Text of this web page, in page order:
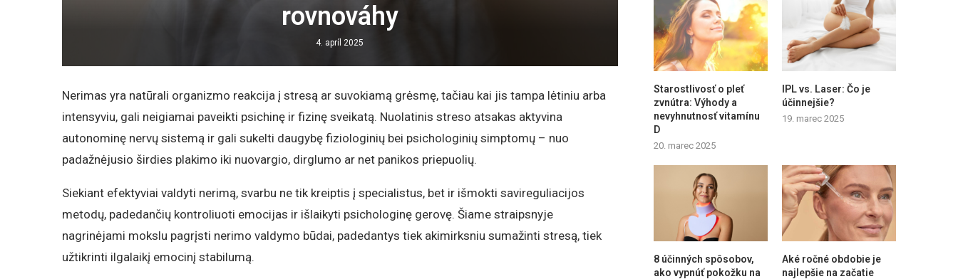
rovnováhy
4. apríl 2025
Nerimas yra natūrali organizmo reakcija į stresą ar suvokiamą grėsmę, tačiau kai jis tampa lėtiniu arba
intensyviu, gali neigiamai paveikti psichinę ir fizinę sveikatą. Nuolatinis streso atsakas aktyvina
autonominę nervų sistemą ir gali sukelti daugybę fiziologinių bei psichologinių simptomų – nuo
padažnėjusio širdies plakimo iki nuovargio, dirglumo ar net panikos priepuolių.
Siekiant efektyviai valdyti nerimą, svarbu ne tik kreiptis į specialistus, bet ir išmokti savireguliacijos
metodų, padedančių kontroliuoti emocijas ir išlaikyti psichologinę gerovę. Šiame straipsnyje
nagrinėjami mokslu pagrįsti nerimo valdymo būdai, padedantys tiek akimirksniu sumažinti stresą, tiek
užtikrinti ilgalaikį emocinį stabilumą.
Starostlivosť o pleť
zvnútra: Výhody a
nevyhnutnosť vitamínu
D
20. marec 2025
IPL vs. Laser: Čo je
účinnejšie?
19. marec 2025
8 účinných spôsobov,
ako vypnúť pokožku na
Aké ročné obdobie je
najlepšie na začatie